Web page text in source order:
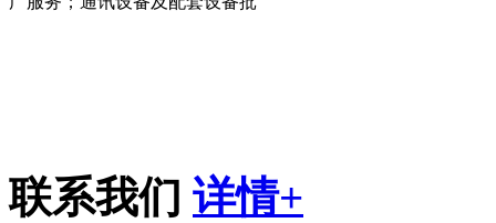
联系我们 详情+